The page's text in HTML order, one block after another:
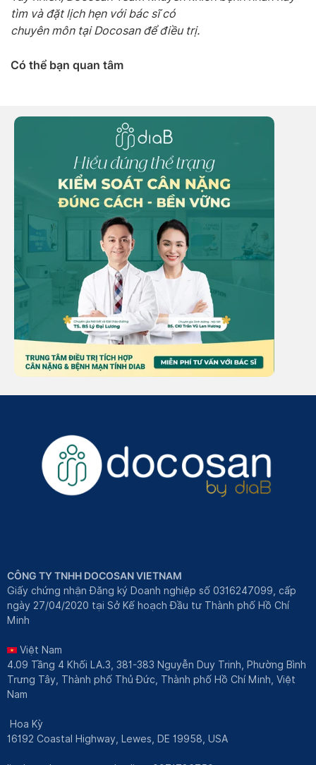
tìm và đặt lịch hẹn với bác sĩ có
chuyên môn tại Docosan để điều trị.
Có thể bạn quan tâm
CÔNG TY TNHH DOCOSAN VIETNAM
Giấy chứng nhận Đăng ký Doanh nghiệp số 0316247099, cấp
ngày 27/04/2020 tại Sở Kế hoạch Đầu tư Thành phố Hồ Chí
Minh
Việt Nam
4.09 Tầng 4 Khối LA.3, 381-383 Nguyễn Duy Trinh, Phường Bình
Trưng Tây, Thành phố Thủ Đức, Thành phố Hồ Chí Minh, Việt
Nam
Hoa Kỳ
16192 Coastal Highway, Lewes, DE 19958, USA